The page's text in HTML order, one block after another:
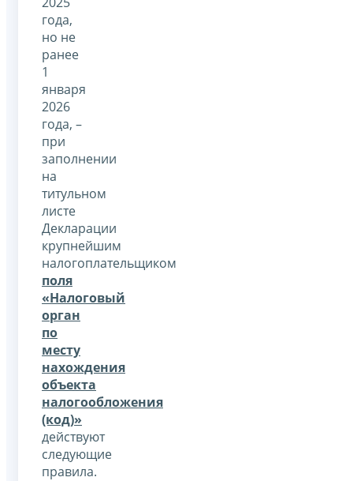
года,
но не
ранее
1
января
2026
года, –
при
заполнении
на
титульном
листе
Декларации
крупнейшим
налогоплательщиком
поля
«Налоговый
орган
по
месту
нахождения
объекта
налогообложения
(код)»
действуют
следующие
правила.